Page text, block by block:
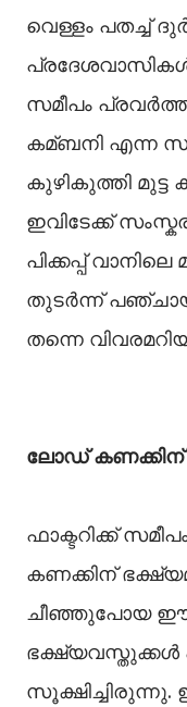
വെള്ളം പതച്ച്‌
പ്രദേശവാസികള്‍
സമീപം
കമ്ബനി എന്ന
കുഴികുത്തി മുട്ട
ഇവിടേക്ക്
പിക്കപ്പ്
തുടർന്ന്
തന്നെ
ലോഡ് കണക്കിന്
ഫാക്ടറിക്ക്
കണക്കിന്
ചീഞ്ഞുപോയ
ഭക്ഷ്യവസ്തുക്കള്‍